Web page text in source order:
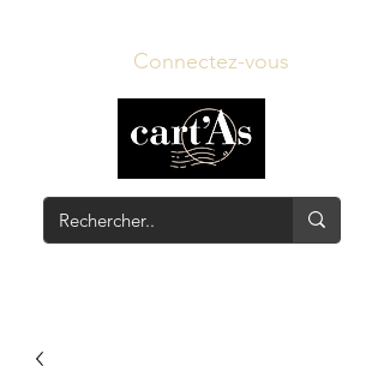
Connectez-vous